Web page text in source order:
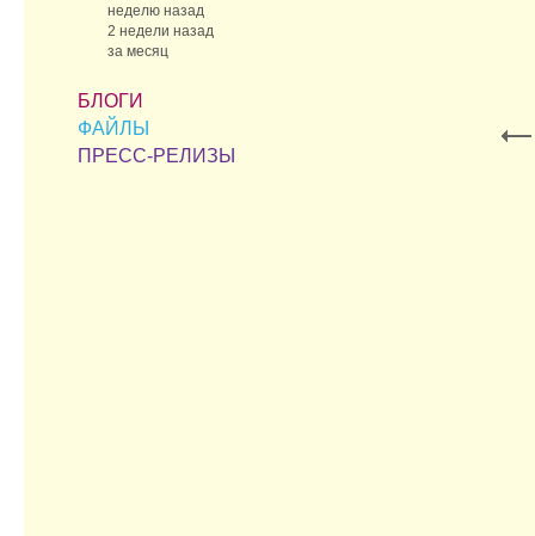
неделю назад
2 недели назад
за месяц
БЛОГИ
ФАЙЛЫ
ПРЕСС-РЕЛИЗЫ